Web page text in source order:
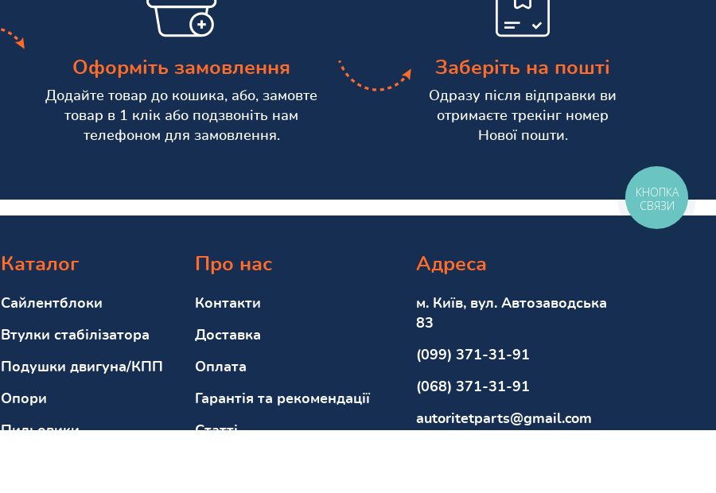
Оформіть замовлення
Додайте товар до кошика, або, замовте
товар в 1 клік або подзвоніть нам
телефоном для замовлення.
Заберіть на пошті
Одразу після відправки ви
отримаєте трекінг номер
Нової пошти.
Каталог
Сайлентблоки
Втулки стабілізатора
Подушки двигуна/КПП
Опори
Пильовики
Про нас
Контакти
Доставка
Оплата
Гарантія та рекомендації
Статті
Адреса
м. Київ, вул. Автозаводська
83
(099) 371-31-91
(068) 371-31-91
autoritetparts@gmail.com
КНОПКА
СВЯЗИ